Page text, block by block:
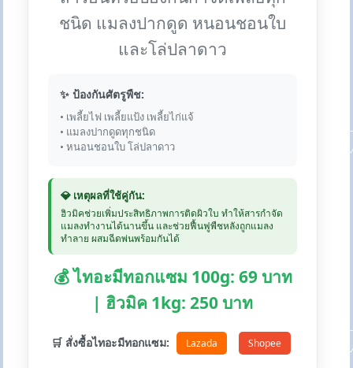
ชนิด แมลงปากดูด หนอนชอนใบ
และโล่ปลาดาว
✨ ป้องกันศัตรูพืช:
• เพลี้ยไฟ เพลี้ยแป้ง เพลี้ยไก่แจ้
• แมลงปากดูดทุกชนิด
• หนอนชอนใบ โล่ปลาดาว
💎 เหตุผลที่ใช้คู่กัน:
ฮิวมิคช่วยเพิ่มประสิทธิภาพการติดผิวใบ ทำให้สารกำจัด
แมลงทำงานได้นานขึ้น และช่วยฟื้นฟูพืชหลังถูกแมลง
ทำลาย ผสมฉีดพ่นพร้อมกันได้
💰 ไทอะมีทอกแซม 100g: 69 บาท
| ฮิวมิค 1kg: 250 บาท
🛒 สั่งซื้อไทอะมีทอกแซม: Lazada Shopee